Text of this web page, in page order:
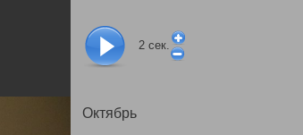
2 сек.
Октябрь